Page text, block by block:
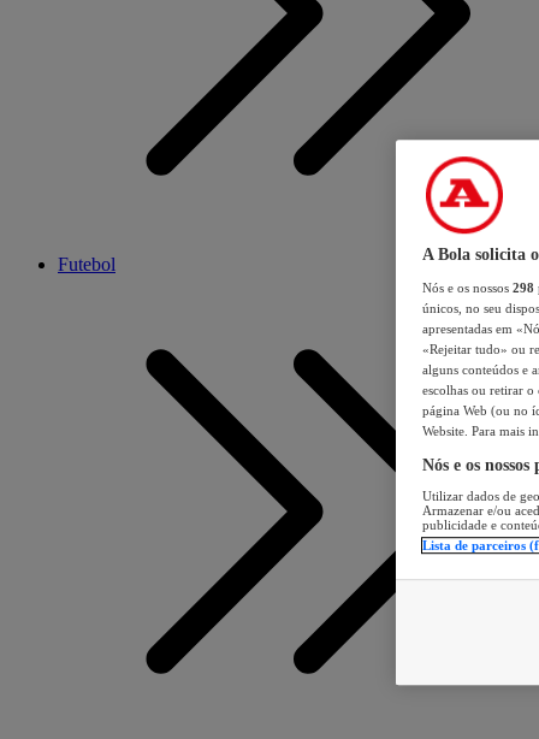
Futebol A Bola solicita
Nós e os nossos 298
únicos, no seu
apresentadas em
«Rejeitar tudo» ou
alguns conteúdos e
escolhas ou retirar
página Web (ou no
Website. Para mais
Nós e os
Utilizar dados de
Armazenar e/ou
publicidade e
Lista de parceiros